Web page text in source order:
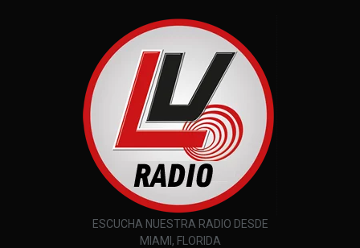
ESCUCHA NUESTRA RADIO DESDE
MIAMI, FLORIDA